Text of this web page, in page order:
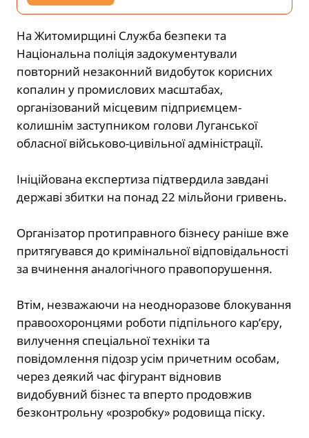
На Житомирщині Служба безпеки та
Національна поліція задокументували
повторний незаконний видобуток корисних
копалин у промислових масштабах,
організований місцевим підприємцем-
колишнім заступником голови Луганської
обласної військово-цивільної адміністрації.
Ініційована експертиза підтвердила завдані
державі збитки на понад 22 мільйони гривень.
Організатор протиправного бізнесу раніше вже
притягувався до кримінальної відповідальності
за вчинення аналогічного правопорушення.
Втім, незважаючи на неодноразове блокування
правоохоронцями роботи підпільного кар’єру,
вилучення спеціальної техніки та
повідомлення підозр усім причетним особам,
через деякий час фігурант відновив
видобувний бізнес та вперто продовжив
безконтрольну «розробку» родовища піску.